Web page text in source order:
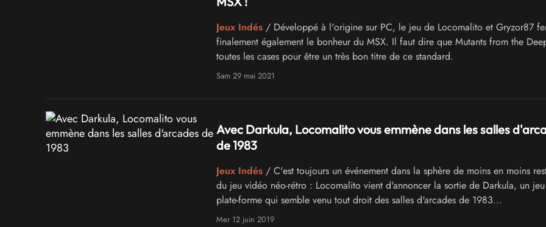
Jeux Indés/ Développé à l'origine sur PC, le jeu de Locomalito et Gryzor87
finalement également le bonheur du MSX. Il faut dire que Mutants from the
toutes les cases pour être un très bon titre de ce standard.
Sam 29 mai 2021
Avec Darkula, Locomalito vous emmène dans les salles
de 1983
Jeux Indés/ C'est toujours un événement dans la sphère de moins en moins
du jeu vidéo néo-rétro : Locomalito vient d'annoncer la sortie de Darkula, un
plate-forme qui semble venu tout droit des salles d'arcades de 1983...
Mer 12 juin 2019